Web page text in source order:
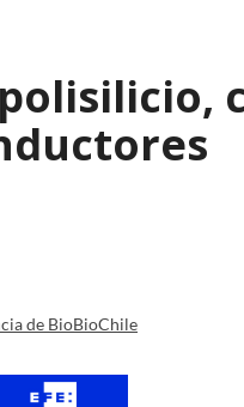
de BioBioChile